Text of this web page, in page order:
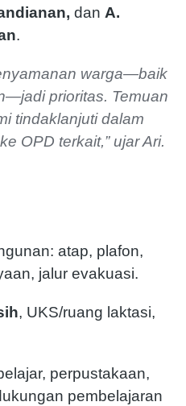
dan A.
.
warga—baik
prioritas. Temuan
tindaklanjuti dalam
OPD terkait,” ujar Ari.
atap, plafon,
jalur evakuasi.
, UKS/ruang laktasi,
perpustakaan,
pembelajaran